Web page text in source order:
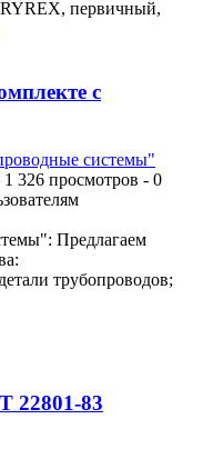
первичный,
с
системы"
1 326 просмотров - 0
Предлагаем
трубопроводов;
22801-83